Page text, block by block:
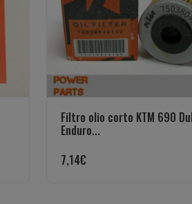
Filtro olio corto KTM 690
Enduro...
7,14€